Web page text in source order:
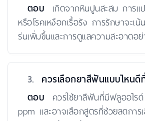
ตอบ เกิดจากหินปูนสะสม การแ
หรือโรคเหงือกเรื้อรัง การรักษาจะเ
ร่นเพิ่มขึ้นและการดูแลความสะอาดอ
3. ควรเลือกยาสีฟันแบบไหนดี
ตอบ ควรใช้ยาสีฟันที่มีฟลูออไร
ppm และอาจเลือกสูตรที่ช่วยลดกา